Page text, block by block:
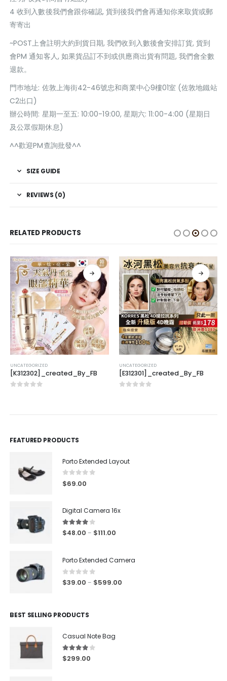
4 收到入數後我們會跟你確認, 貨到後我們會再通知你來取貨或郵
寄寄出
~POST上會註明大約到貨日期, 我們收到入數後會安排訂貨, 貨到
會PM 通知客人, 如果貨品訂不到或供應商出貨有問題, 我們會全數
退款。
門巿地址: 佐敦上海街42-46號忠和商業中心9樓01室 (佐敦地鐵站
C2出口)
辦公時間: 星期一至五: 10:00-19:00, 星期六: 11:00-4:00 (星期日
及公眾假期休息)
^^歡迎PM查詢批發^^
SIZE GUIDE
REVIEWS (0)
RELATED PRODUCTS
UNCATEGORIZED
[K312302]_created_By_FB
UNCATEGORIZED
[E312301]_created_By_FB
FEATURED PRODUCTS
Porto Extended Layout
0 out of 5
$69.00
Digital Camera 16x
4.00out of 5
$48.00 – $111.00
Porto Extended Camera
0out of 5
$39.00 – $599.00
BEST SELLING PRODUCTS
Casual Note Bag
4.00out of 5
$299.00